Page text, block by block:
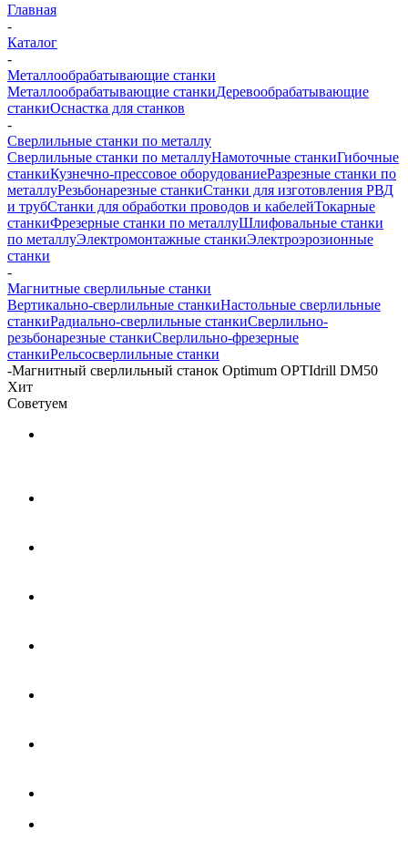
Главная
-
Каталог
-
Металлообрабатывающие станки
Металлообрабатывающие станкиДеревообрабатывающие
станкиОснастка для станков
-
Сверлильные станки по металлу
Сверлильные станки по металлуНамоточные станкиГибочные
станкиКузнечно-прессовое оборудованиеРазрезные станки по
металлуРезьбонарезные станкиСтанки для изготовления РВД
и трубСтанки для обработки проводов и кабелейТокарные
станкиФрезерные станки по металлуШлифовальные станки
по металлуЭлектромонтажные станкиЭлектроэрозионные
станки
-
Магнитные сверлильные станки
Вертикально-сверлильные станкиНастольные сверлильные
станкиРадиально-сверлильные станкиСверлильно-
резьбонарезные станкиСверлильно-фрезерные
станкиРельсосверлильные станки
-Магнитный сверлильный станок Optimum OPTIdrill DM50
Хит
Советуем